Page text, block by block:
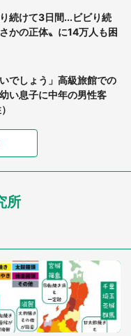
続けて3日間...ビビり続
かの正体〟に14万人も困
でしょう」高級旅館での
い息子に中年の男性客
頭駄々こね〟の内容に1.
場ならまだしも...」「ハ
激写される 「これもう
で大パニック。隣席の青
願いしたら...」 体験談に
所